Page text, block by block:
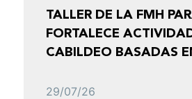
TALLER DE LA FMH
FORTALECE
CABILDEO BASADAS
29/07/26